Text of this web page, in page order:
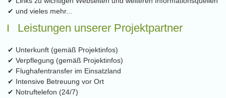
✔ und vieles mehr...
Leistungen unserer Projektpartner
✔ Unterkunft (gemäß Projektinfos)
✔ Verpflegung (gemäß Projektinfos)
✔ Flughafentransfer im Einsatzland
✔ Intensive Betreuung vor Ort
✔ Notruftelefon (24/7)